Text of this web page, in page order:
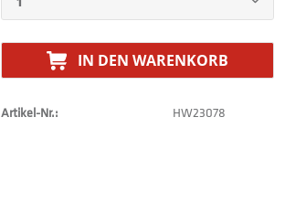
IN DEN WARENKORB
Artikel-Nr.: HW23078